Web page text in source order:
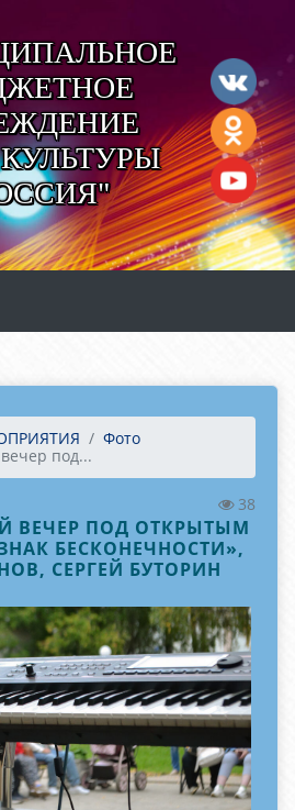
Фото
под...
38
ВЕЧЕР ПОД ОТКРЫТЫМ
БЕСКОНЕЧНОСТИ»,
СЕРГЕЙ БУТОРИН